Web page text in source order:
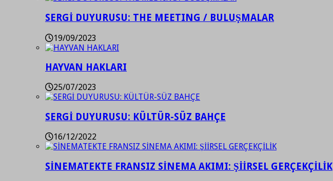
SERGİ DUYURUSU: THE MEETING / BULUŞMALAR
19/09/2023
HAYVAN HAKLARI
25/07/2023
SERGİ DUYURUSU: KÜLTÜR-SÜZ BAHÇE
16/12/2022
SİNEMATEKTE FRANSIZ SİNEMA AKIMI: ŞİİRSEL GERÇEKÇİLİK